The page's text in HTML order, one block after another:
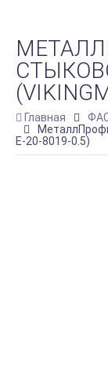
Главная
E-20-8019-0.5)